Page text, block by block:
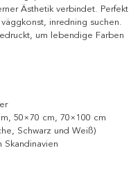
Ästhetik verbindet. Perfekt
inredning suchen.
um lebendige Farben
50×70 cm, 70×100 cm
Schwarz und Weiß)
Skandinavien